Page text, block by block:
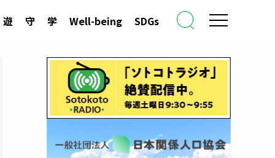
遊 守 学 Well-being SDGs